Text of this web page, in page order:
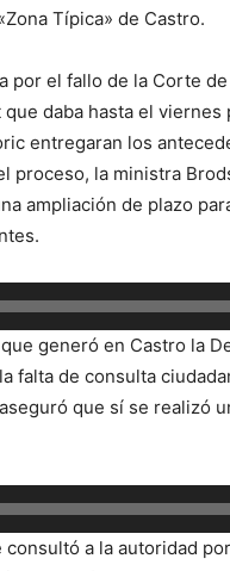
Típica» de Castro.
por el fallo de la Corte
daba hasta el viernes
entregaran los
proceso, la ministra
ampliación de plazo
generó en Castro la
falta de consulta
que sí se realizó
consultó a la autoridad